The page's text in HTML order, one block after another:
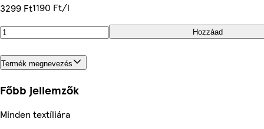
3299 Ft1190 Ft/l
Hozzáad
Termék megnevezés
Főbb jellemzők
Minden textíliára